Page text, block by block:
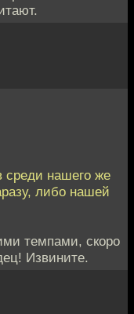
среди нашего же
либо нашей
темпами, скоро
Извините.